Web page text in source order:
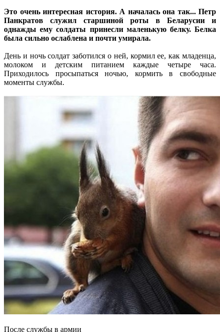
Это очень интересная история. А началась она так... Петр
Панкратов служил старшиной роты в Беларусии и
однажды ему солдаты принесли маленькую белку. Белка
была сильно ослаблена и почти умирала.
День и ночь солдат заботился о ней, кормил ее, как младенца,
молоком и детским питанием каждые четыре часа.
Приходилось просыпаться ночью, кормить в свободные
моменты службы.
После службы в армии